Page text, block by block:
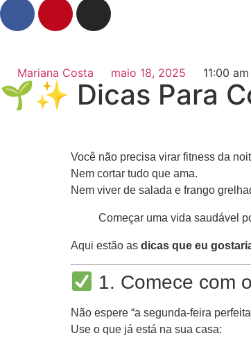
Mariana Costa maio 18, 2025 11:00 am
🌱✨ Dicas Para
Você não precisa virar fitness da
Nem cortar tudo que ama.
Nem viver de salada e frango
Começar uma vida saudável
Aqui estão as dicas que eu
1. Comece com
Não espere “a segunda-feira
Use o que já está na sua casa: